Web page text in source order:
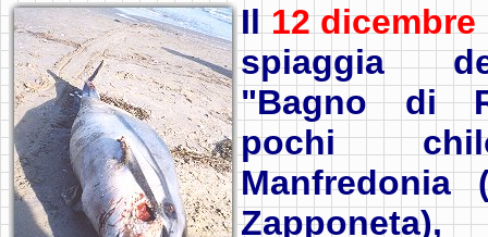
Il12 dicembre
spiaggia
"Bagno di
pochi
Manfredonia